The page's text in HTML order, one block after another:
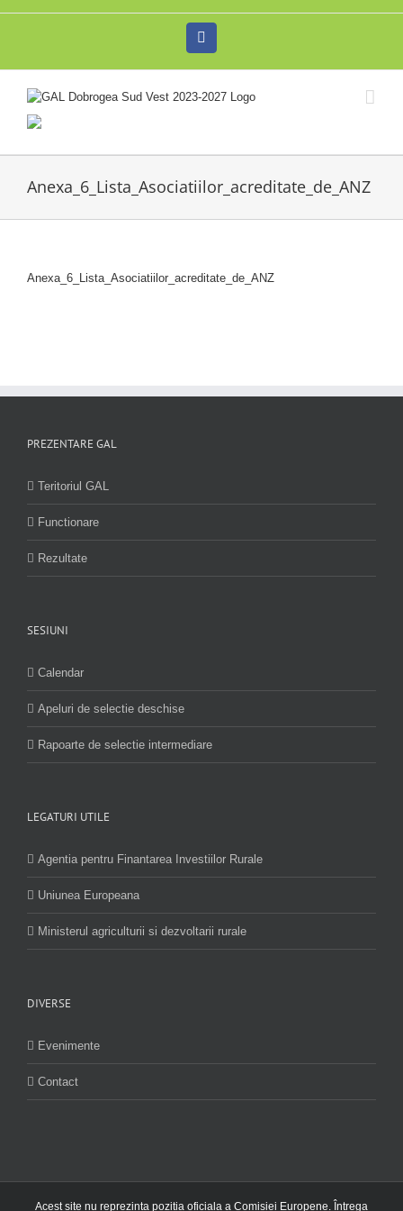
Anexa_6_Lista_Asociatiilor_acreditate_de_ANZ
Anexa_6_Lista_Asociatiilor_acreditate_de_ANZ
PREZENTARE GAL
Teritoriul GAL
Functionare
Rezultate
SESIUNI
Calendar
Apeluri de selectie deschise
Rapoarte de selectie intermediare
LEGATURI UTILE
Agentia pentru Finantarea Investiilor Rurale
Uniunea Europeana
Ministerul agriculturii si dezvoltarii rurale
DIVERSE
Evenimente
Contact
Acest site nu reprezinta pozitia oficiala a Comisiei Europene. Întrega